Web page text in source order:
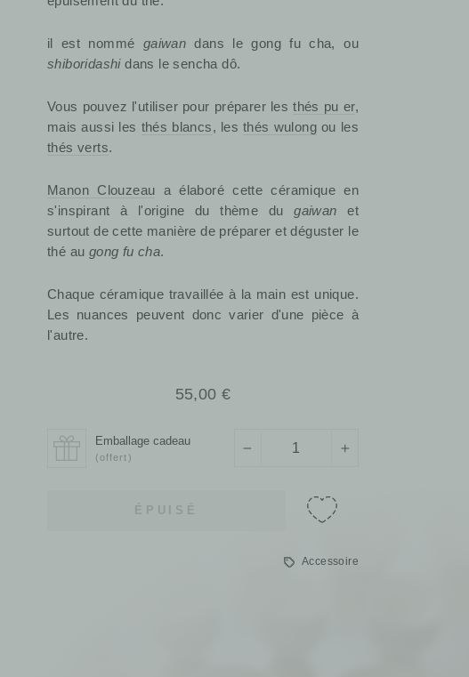
il est nommé gaiwan dans le gong fu cha, ou
shiboridashidans le sencha dô.
Vous pouvez l'utiliser pour préparer lesthés pu er,
mais aussi les thés blancs, lesthés wulong ou les
thés verts.
Manon Clouzeau a élaboré cette céramique en
s'inspirant à l'origine du thème dugaiwan et
surtout de cette manière de préparer et déguster le
thé au gong fu cha.
Chaque céramique travaillée à la main est unique.
Les nuances peuvent donc varier d'une pièce à
l'autre.
Prix
55,00 €
Emballage cadeau
(offert)
ÉPUISÉ
Accessoire